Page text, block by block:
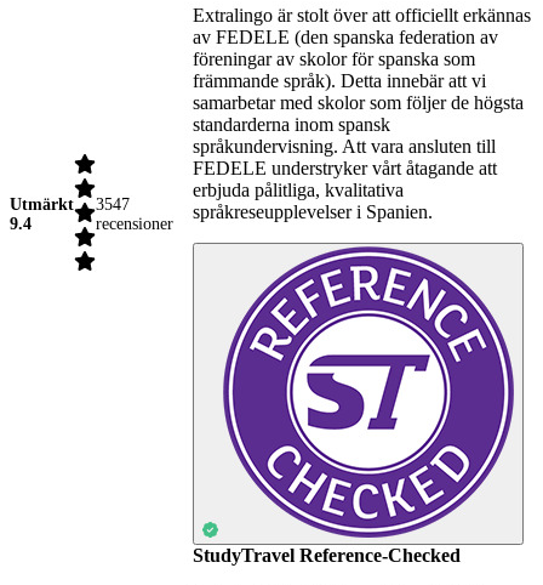
Utmärkt
9.4
3547
recensioner
Extralingo är stolt över att officiellt erkännas
av FEDELE (den spanska federation av
föreningar av skolor för spanska som
främmande språk). Detta innebär att vi
samarbetar med skolor som följer de högsta
standarderna inom spansk
språkundervisning. Att vara ansluten till
FEDELE understryker vårt åtagande att
erbjuda pålitliga, kvalitativa
språkreseupplevelser i Spanien.
StudyTravel Reference-Checked